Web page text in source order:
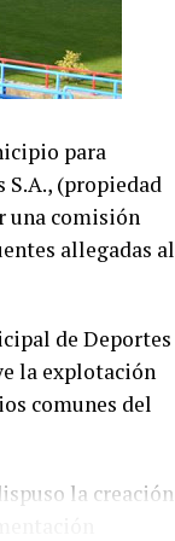
para
S.A., (propiedad
una comisión
allegadas al
de Deportes
la explotación
comunes del
la creación